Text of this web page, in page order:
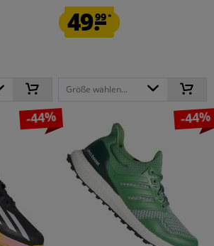
49.99*
Größe wählen...
-44% -44%